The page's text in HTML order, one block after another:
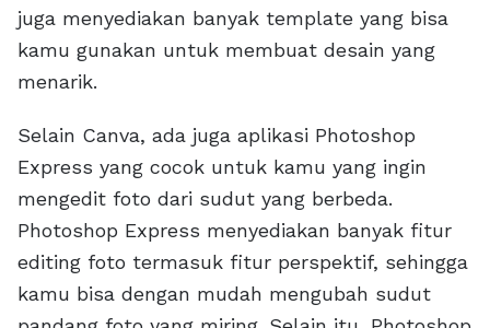
juga menyediakan banyak template yang bisa
kamu gunakan untuk membuat desain yang
menarik.
Selain Canva, ada juga aplikasi Photoshop
Express yang cocok untuk kamu yang ingin
mengedit foto dari sudut yang berbeda.
Photoshop Express menyediakan banyak fitur
editing foto termasuk fitur perspektif, sehingga
kamu bisa dengan mudah mengubah sudut